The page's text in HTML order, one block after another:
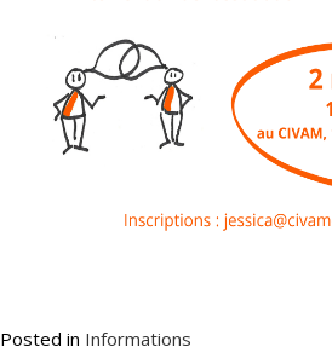
Posted in Informations